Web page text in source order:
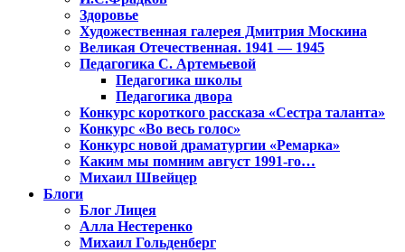
Здоровье
Художественная галерея Дмитрия Москина
Великая Отечественная. 1941 — 1945
Педагогика С. Артемьевой
Педагогика школы
Педагогика двора
Конкурс короткого рассказа «Сестра таланта»
Конкурс «Во весь голос»
Конкурс новой драматургии «Ремарка»
Каким мы помним август 1991-го…
Михаил Швейцер
Блоги
Блог Лицея
Алла Нестеренко
Михаил Гольденберг